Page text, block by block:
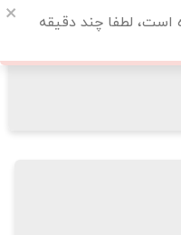
است، لطفا چند دقیقه